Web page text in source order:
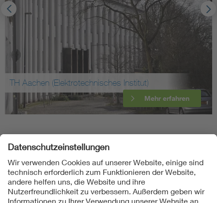
TH Aachen (Elektrotechnisches Institut)
Mehr erfahren
Folgen Sie uns